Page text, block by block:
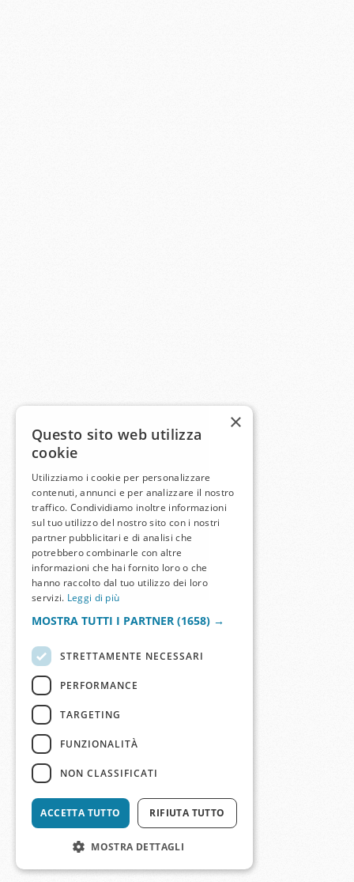
×
Questo sito web utilizza
cookie
Utilizziamo i cookie per personalizzare
contenuti, annunci e per analizzare il nostro
traffico. Condividiamo inoltre informazioni
sul tuo utilizzo del nostro sito con i nostri
partner pubblicitari e di analisi che
potrebbero combinarle con altre
informazioni che hai fornito loro o che
hanno raccolto dal tuo utilizzo dei loro
servizi. Leggi di più
MOSTRA TUTTI I PARTNER (1658) →
STRETTAMENTE NECESSARI
PERFORMANCE
TARGETING
FUNZIONALITÀ
NON CLASSIFICATI
ACCETTA TUTTO RIFIUTA TUTTO
MOSTRA DETTAGLI